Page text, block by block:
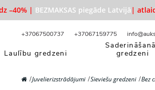
|BEZMAKSAS piegāde Latvijā|
+37067500737 +37067159775
Laulību gredzeni
gredzeni
Juvelierizstrādājumi Sieviešu gredzeni Bez